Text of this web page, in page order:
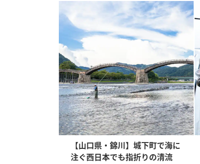
【山口県・錦川】城下町で海に
注ぐ西日本でも指折りの清流